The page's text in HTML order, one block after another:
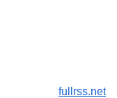
fullrss.net